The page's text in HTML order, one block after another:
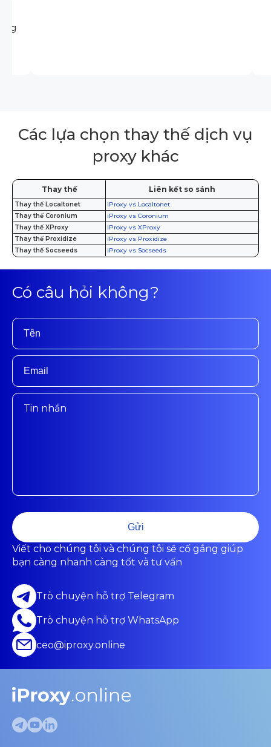
Các lựa chọn thay thế dịch vụ
proxy khác
Thay thế Liên kết so sánh
Thay thế Localtonet
iProxy vs Localtonet
Thay thế Coronium
iProxy vs Coronium
Thay thế XProxy
iProxy vs XProxy
Thay thế Proxidize
iProxy vs Proxidize
Thay thế Socseeds
iProxy vs Socseeds
Có câu hỏi không?
Gửi
Viết cho chúng tôi và chúng tôi sẽ cố gắng giúp
bạn càng nhanh càng tốt và tư vấn
Trò chuyện hỗ trợ Telegram
Trò chuyện hỗ trợ WhatsApp
ceo@iproxy.online